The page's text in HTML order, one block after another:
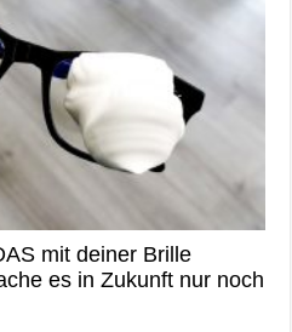
mit deiner Brille
es in Zukunft nur noch